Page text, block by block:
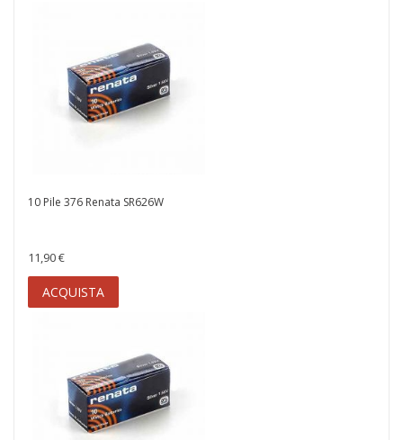
10 Pile 376 Renata SR626W
11,90 €
ACQUISTA